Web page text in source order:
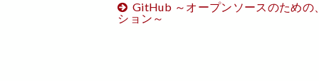
GitHub ～オープンソースのための
ション～